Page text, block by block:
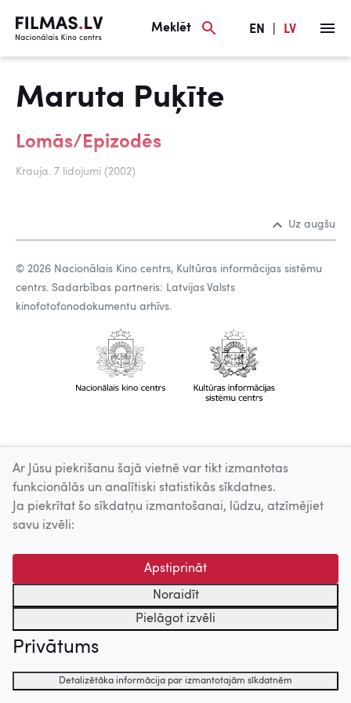
Meklēt EN LV
Maruta Puķīte
Lomās/Epizodēs
Krauja. 7 lidojumi (2002)
Uz augšu
© 2026 Nacionālais Kino centrs, Kultūras informācijas sistēmu
centrs. Sadarbības partneris: Latvijas Valsts
kinofotofonodokumentu arhīvs.
Ar Jūsu piekrišanu šajā vietnē var tikt izmantotas
funkcionālās un analītiski statistikās sīkdatnes.
Ja piekrītat šo sīkdatņu izmantošanai, lūdzu, atzīmējiet
savu izvēli:
Apstiprināt
Noraidīt
Pielāgot izvēli
Privātums
Detalizētāka informācija par izmantotajām sīkdatnēm